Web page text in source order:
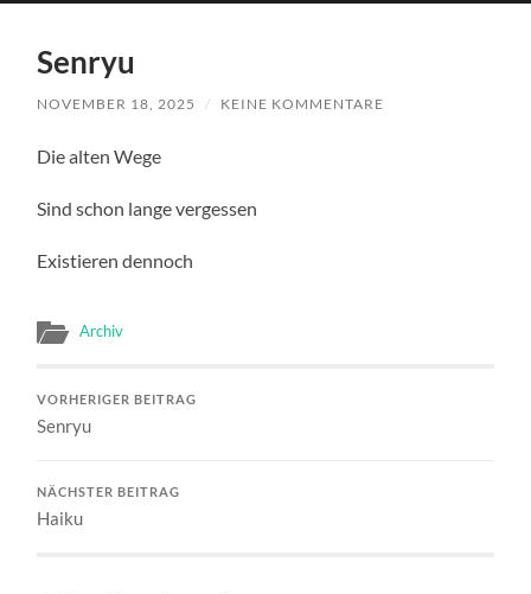
Menü
Senryu
NOVEMBER 18, 2025 / KEINE KOMMENTARE
Die alten Wege
Sind schon lange vergessen
Existieren dennoch
Archiv
VORHERIGER BEITRAG
Senryu
NÄCHSTER BEITRAG
Haiku